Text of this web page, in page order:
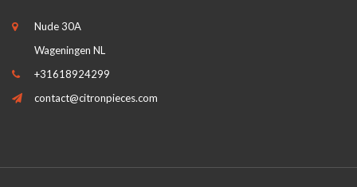
Nude 30A
Wageningen NL
+31618924299
contact@citronpieces.com